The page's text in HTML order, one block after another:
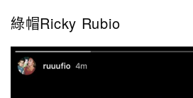
綠帽Ricky Rubio